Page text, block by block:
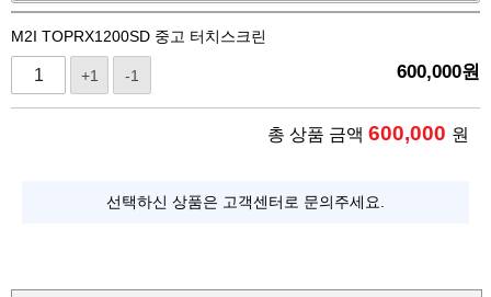
M2I TOPRX1200SD 중고 터치스크린
+1 -1 600,000원
총 상품 금액 600,000 원
선택하신 상품은 고객센터로 문의주세요.